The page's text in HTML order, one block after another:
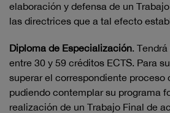
elaboración y defensa de un
las directrices que a tal efecto
Diploma de Especialización.
entre 30 y 59 créditos ECTS. Para
superar el correspondiente proceso
pudiendo contemplar su programa
realización de un Trabajo Final de